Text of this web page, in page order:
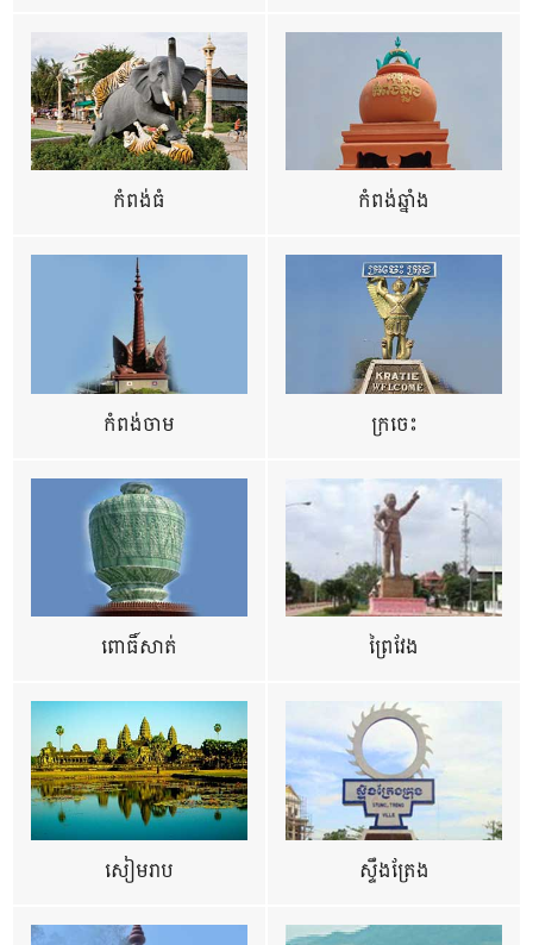
កំពង់ធំ កំពង់ឆ្នាំង
កំពង់ចាម ក្រចេះ
ពោធិ៍សាត់ ព្រៃវែង
សៀមរាប ស្ទឹងត្រែង